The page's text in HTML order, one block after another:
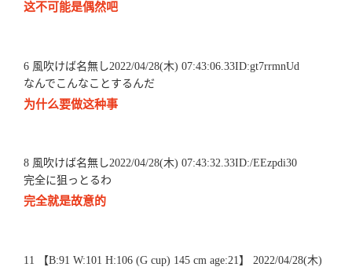
这不可能是偶然吧
6 風吹けば名無し2022/04/28(木) 07:43:06.33ID:gt7rrmnUd
なんでこんなことするんだ
为什么要做这种事
8 風吹けば名無し2022/04/28(木) 07:43:32.33ID:/EEzpdi30
完全に狙っとるわ
完全就是故意的
11 【B:91 W:101 H:106 (G cup) 145 cm age:21】 2022/04/28(木)